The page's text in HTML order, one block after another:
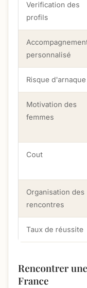
Verification des
profils
personnalisé
Risque d'arnaque
Motivation des
femmes
Cout
Organisation des
rencontres
Taux de réussite
Rencontrer
France